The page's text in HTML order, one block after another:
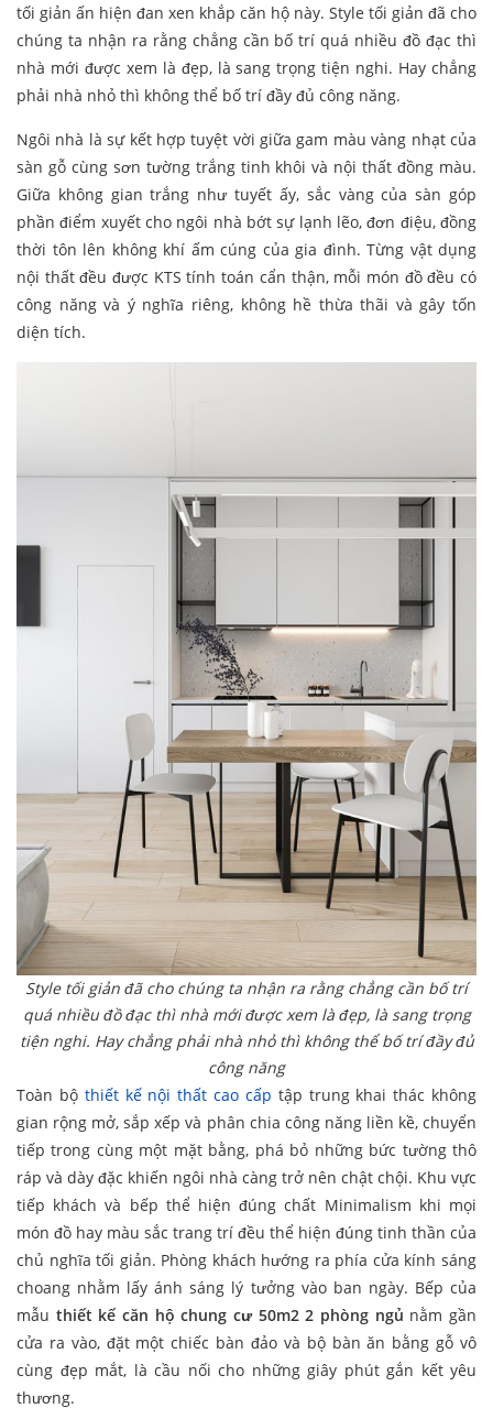
tối giản ấn hiện đan xen khắp căn hộ này. Style tối giản đã cho
chúng ta nhận ra rằng chẳng cần bố trí quá nhiều đồ đạc thì
nhà mới được xem là đẹp, là sang trọng tiện nghi. Hay chẳng
phải nhà nhỏ thì không thể bố trí đầy đủ công năng.
Ngôi nhà là sự kết hợp tuyệt vời giữa gam màu vàng nhạt của
sàn gỗ cùng sơn tường trắng tinh khôi và nội thất đồng màu.
Giữa không gian trắng như tuyết ấy, sắc vàng của sàn góp
phần điểm xuyết cho ngôi nhà bớt sự lạnh lẽo, đơn điệu, đồng
thời tôn lên không khí ấm cúng của gia đình. Từng vật dụng
nội thất đều được KTS tính toán cẩn thận, mỗi món đồ đều có
công năng và ý nghĩa riêng, không hề thừa thãi và gây tốn
diện tích.
Style tối giản đã cho chúng ta nhận ra rằng chẳng cần bố trí
quá nhiều đồ đạc thì nhà mới được xem là đẹp, là sang trọng
tiện nghi. Hay chẳng phải nhà nhỏ thì không thể bố trí đầy đủ
công năng
Toàn bộ thiết kế nội thất cao cấp tập trung khai thác không
gian rộng mở, sắp xếp và phân chia công năng liền kề, chuyển
tiếp trong cùng một mặt bằng, phá bỏ những bức tường thô
ráp và dày đặc khiến ngôi nhà càng trở nên chật chội. Khu vực
tiếp khách và bếp thể hiện đúng chất Minimalism khi mọi
món đồ hay màu sắc trang trí đều thể hiện đúng tinh thần của
chủ nghĩa tối giản. Phòng khách hướng ra phía cửa kính sáng
choang nhằm lấy ánh sáng lý tưởng vào ban ngày. Bếp của
mẫu thiết kế căn hộ chung cư 50m2 2 phòng ngủ nằm gần
cửa ra vào, đặt một chiếc bàn đảo và bộ bàn ăn bằng gỗ vô
cùng đẹp mắt, là cầu nối cho những giây phút gắn kết yêu
thương.